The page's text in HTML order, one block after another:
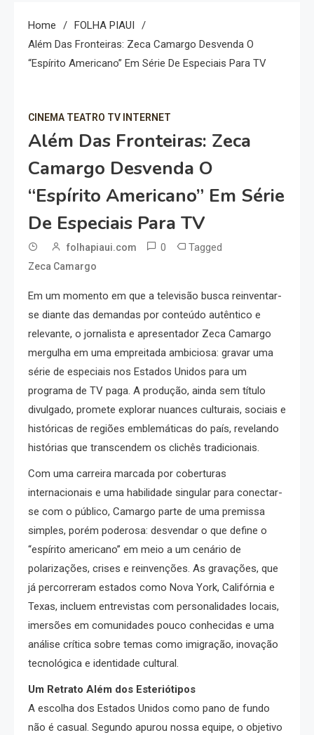
Home
FOLHA PIAUI
Além Das Fronteiras: Zeca Camargo Desvenda O
“Espírito Americano” Em Série De Especiais Para TV
CINEMA TEATRO TV INTERNET
Além Das Fronteiras: Zeca
Camargo Desvenda O
“Espírito Americano” Em Série
De Especiais Para TV
folhapiaui.com 0 Tagged
Zeca Camargo
Em um momento em que a televisão busca reinventar-
se diante das demandas por conteúdo autêntico e
relevante, o jornalista e apresentador Zeca Camargo
mergulha em uma empreitada ambiciosa: gravar uma
série de especiais nos Estados Unidos para um
programa de TV paga. A produção, ainda sem título
divulgado, promete explorar nuances culturais, sociais e
históricas de regiões emblemáticas do país, revelando
histórias que transcendem os clichês tradicionais.
Com uma carreira marcada por coberturas
internacionais e uma habilidade singular para conectar-
se com o público, Camargo parte de uma premissa
simples, porém poderosa: desvendar o que define o
“espírito americano” em meio a um cenário de
polarizações, crises e reinvenções. As gravações, que
já percorreram estados como Nova York, Califórnia e
Texas, incluem entrevistas com personalidades locais,
imersões em comunidades pouco conhecidas e uma
análise crítica sobre temas como imigração, inovação
tecnológica e identidade cultural.
Um Retrato Além dos Esteriótipos
A escolha dos Estados Unidos como pano de fundo
não é casual. Segundo apurou nossa equipe, o objetivo